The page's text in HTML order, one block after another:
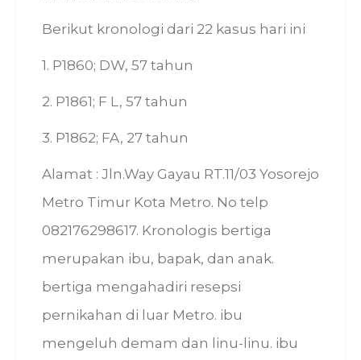
Berikut kronologi dari 22 kasus hari ini
1. P1860; DW, 57 tahun
2. P1861; F L, 57 tahun
3. P1862; FA, 27 tahun
Alamat : Jln.Way Gayau RT.11/03 Yosorejo
Metro Timur Kota Metro. No telp
082176298617. Kronologis bertiga
merupakan ibu, bapak, dan anak.
bertiga mengahadiri resepsi
pernikahan di luar Metro. ibu
mengeluh demam dan linu-linu. ibu